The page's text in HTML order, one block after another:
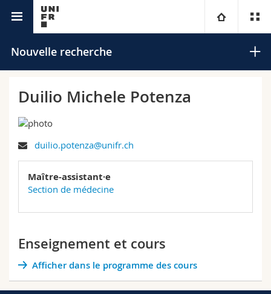
Université
Campus
Recherche
Université
Formation continue
Droit
Sciences économiques et sociales et management
Lettres et sciences humaines
Sciences de l'éducation et de la formation
Sciences et médecine
Vous êtes
Futurs étudiants
Etudiants
Médias
Chercheurs
Collaborateurs
Ressources
Annuaire du personnel
Plan d'accès
Bibliothèques
Webmail
Nouvelle recherche
Rechercher
Recherche avancée
Duilio Michele Potenza
duilio.potenza@unifr.ch
Maître-assistant·e
Section de médecine
Enseignement et cours
Afficher dans le programme des cours